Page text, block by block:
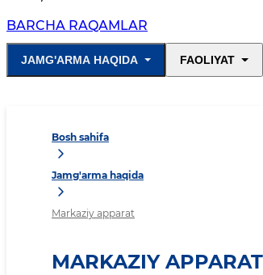
BARCHA RAQAMLAR
JAMG'ARMA HAQIDA FAOLIYAT
Bosh sahifa
Jamg'arma haqida
Markaziy apparat
MARKAZIY APPARAT